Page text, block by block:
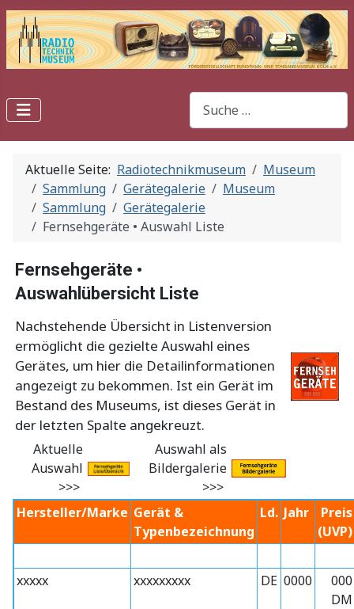
Suchen
Aktuelle Seite: Radiotechnikmuseum
Museum
Sammlung
Gerätegalerie
Museum
Sammlung
Gerätegalerie
Fernsehgeräte • Auswahl Liste
Fernsehgeräte •
Auswahlübersicht Liste
Nachstehende Übersicht in Listenversion
ermöglicht die gezielte Auswahl eines
Gerätes, um hier die Detailinformationen
angezeigt zu bekommen. Ist ein Gerät im
Bestand des Museums, ist dieses Gerät in
der letzten Spalte angekreuzt.
Aktuelle
Auswahl
>>>
Auswahl als
Bildergalerie
>>>
Hersteller/Marke Gerät &
Typenbezeichnung
Ld. Jahr
Preis
(UVP)
xxxxx xxxxxxxxx DE 0000
000
DM